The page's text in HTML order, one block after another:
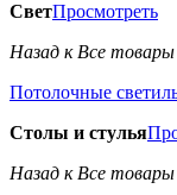
СветПросмотреть
Назад к Все товары
Потолочные
Столы и стулья
Назад к Все товары